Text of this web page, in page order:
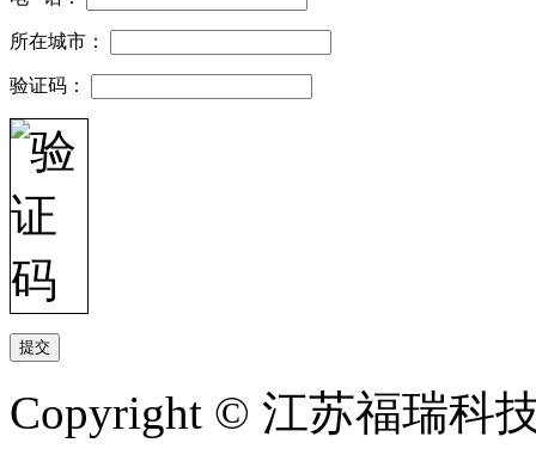
所在城市：
验证码：
Copyright © 江苏福瑞科